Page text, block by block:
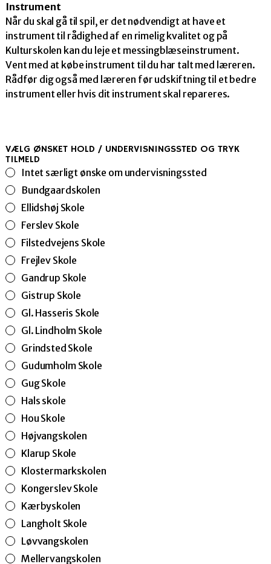
Instrument
Når du skal gå til spil, er det nødvendigt at have et
instrument til rådighed af en rimelig kvalitet og på
Kulturskolen kan du leje et messingblæseinstrument.
Vent med at købe instrument til du har talt med læreren.
Rådfør dig også med læreren før udskiftning til et bedre
instrument eller hvis dit instrument skal repareres.
VÆLG ØNSKET HOLD / UNDERVISNINGSSTED OG TRYK
TILMELD
Intet særligt ønske om undervisningssted
Bundgaardskolen
Ellidshøj Skole
Ferslev Skole
Filstedvejens Skole
Frejlev Skole
Gandrup Skole
Gistrup Skole
Gl. Hasseris Skole
Gl. Lindholm Skole
Grindsted Skole
Gudumholm Skole
Gug Skole
Hals skole
Hou Skole
Højvangskolen
Klarup Skole
Klostermarkskolen
Kongerslev Skole
Kærbyskolen
Langholt Skole
Løvvangskolen
Mellervangskolen